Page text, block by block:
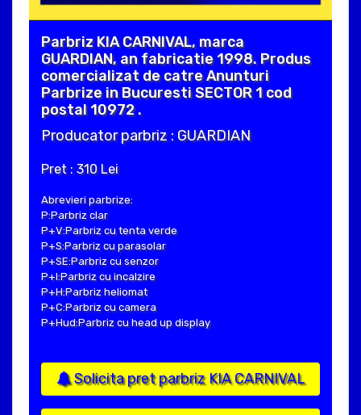
Parbriz KIA CARNIVAL, marca
GUARDIAN, an fabricatie 1998. Produs
comercializat de catre Anunturi
Parbrize in Bucuresti SECTOR 1 cod
postal 10972 .
Producator parbriz : GUARDIAN
Pret : 310 Lei
Abrevieri parbrize:
P:Parbriz clar
P+V:Parbriz cu tenta verde
P+S:Parbriz cu parasolar
P+SE:Parbriz cu senzor
P+I:Parbriz cu incalzire
P+H:Parbriz heliomat
P+C:Parbriz cu camera
P+Hud:Parbriz cu head up display
Solicita pret parbriz KIA CARNIVAL